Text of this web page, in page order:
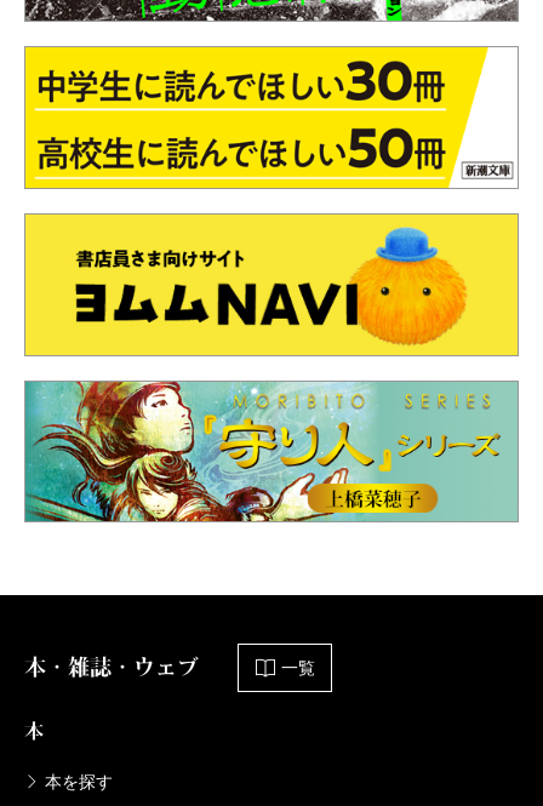
本・雑誌・ウェブ 一覧
本
本を探す